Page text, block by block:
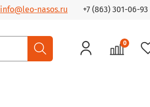
info@leo-nasos.ru +7 (863) 301-06-93
0